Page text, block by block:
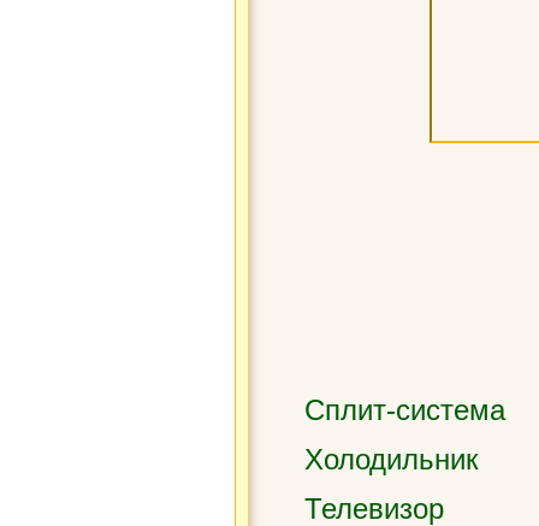
Сплит-система
Холодильник
Телевизор